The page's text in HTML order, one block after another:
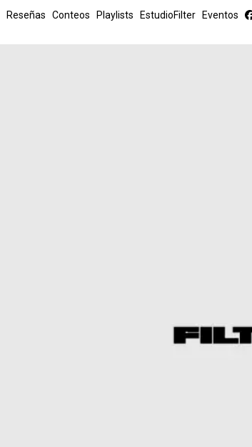
Reseñas Conteos Playlists EstudioFilter Eventos